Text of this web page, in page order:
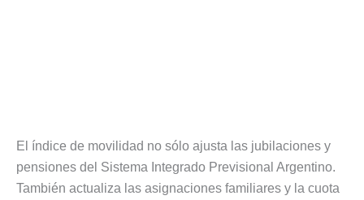
El índice de movilidad no sólo ajusta las jubilaciones y
pensiones del Sistema Integrado Previsional Argentino.
También actualiza las asignaciones familiares y la cuota